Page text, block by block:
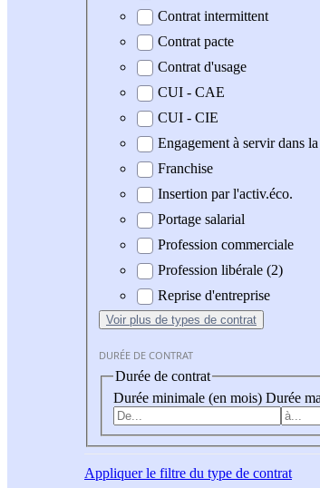
Contrat intermittent
Contrat pacte
Contrat d'usage
CUI - CAE
CUI - CIE
Engagement à servir dans
Franchise
Insertion par l'activ.éco.
Portage salarial
Profession commerciale
Profession libérale (2)
Reprise d'entreprise
Voir plus de types de contrat
DURÉE DE CONTRAT
Durée de contrat
Durée minimale (en mois) Durée
Appliquerle filtre du type de contrat